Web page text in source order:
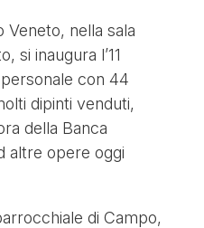
nella sala
si inaugura l’11
con 44
dipinti venduti,
della Banca
altre opere oggi
di Campo,